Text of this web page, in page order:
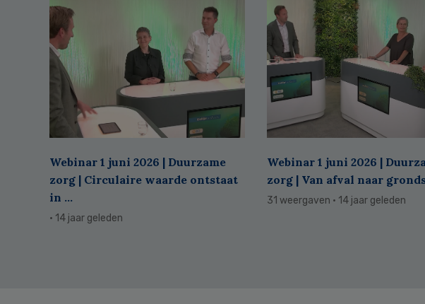
Webinar 1 juni 2026 | Duurzame
zorg | Circulaire waarde ontstaat
in ...
· 14 jaar geleden
Webinar 1 juni 2026 |
zorg | Van afval naar
31 weergaven · 14 jaar geleden